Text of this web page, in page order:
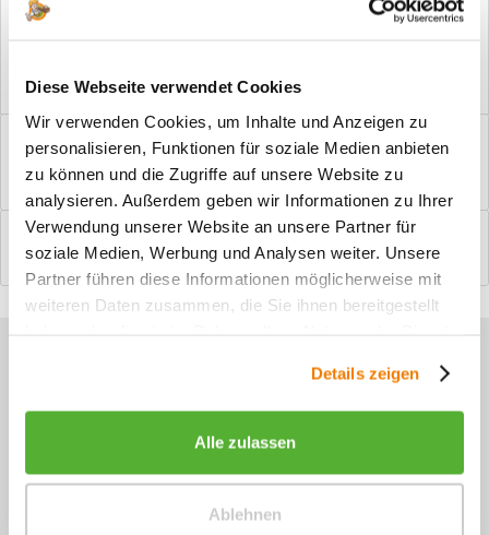
Diese Webseite verwendet Cookies
Wir verwenden Cookies, um Inhalte und Anzeigen zu
personalisieren, Funktionen für soziale Medien anbieten
zu können und die Zugriffe auf unsere Website zu
analysieren. Außerdem geben wir Informationen zu Ihrer
Verwendung unserer Website an unsere Partner für
soziale Medien, Werbung und Analysen weiter. Unsere
Partner führen diese Informationen möglicherweise mit
weiteren Daten zusammen, die Sie ihnen bereitgestellt
Details zeigen
Alle zulassen
Ablehnen
Vorteile
Windfangelemente online am Bildschirm konfigurieren und
einbaufertig bestellen. In wenigen...
Bewertungen
0
Bewertungen lesen, schreiben und diskutieren...mehr
Sie haben Fragen zu unseren
+49 (0)4244 965 34 04
Mo - Do, 09:00 - 16:00 Uhr
und Fr, 09:00 - 13:00 Uhr